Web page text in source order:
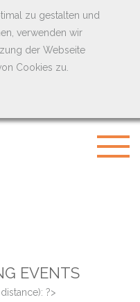
zu gestalten und
verwenden wir
der Webseite
Cookies zu.
EVENTS
distance): ?>